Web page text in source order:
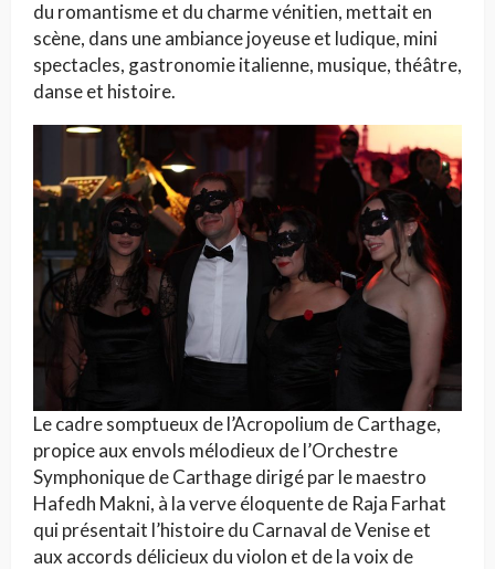
du romantisme et du charme vénitien, mettait en
scène, dans une ambiance joyeuse et ludique, mini
spectacles, gastronomie italienne, musique, théâtre,
danse et histoire.
Le cadre somptueux de l’Acropolium de Carthage,
propice aux envols mélodieux de l’Orchestre
Symphonique de Carthage dirigé par le maestro
Hafedh Makni, à la verve éloquente de Raja Farhat
qui présentait l’histoire du Carnaval de Venise et
aux accords délicieux du violon et de la voix de